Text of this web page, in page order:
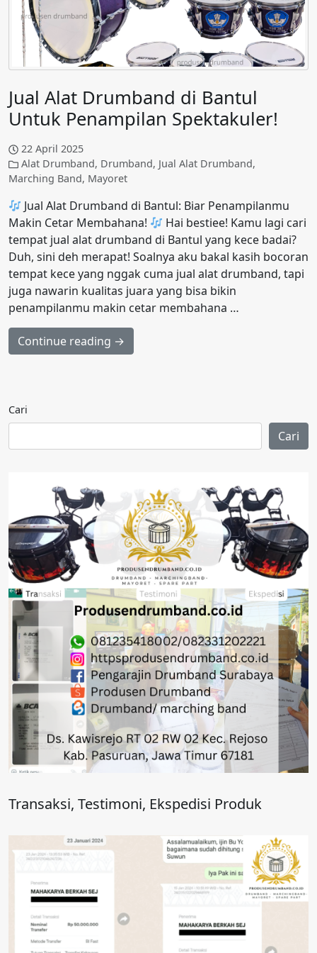
Jual Alat Drumband di Bantul
Untuk Penampilan Spektakuler!
22 April 2025
Alat Drumband, Drumband, Jual Alat Drumband,
Marching Band, Mayoret
Jual Alat Drumband di Bantul: Biar Penampilanmu
Makin Cetar Membahana!
Hai bestiee! Kamu lagi cari
tempat jual alat drumband di Bantul yang kece badai?
Duh, sini deh merapat! Soalnya aku bakal kasih bocoran
tempat kece yang nggak cuma jual alat drumband, tapi
juga nawarin kualitas juara yang bisa bikin
penampilanmu makin cetar membahana …
Continue reading →
Cari
Cari
Transaksi, Testimoni, Ekspedisi Produk